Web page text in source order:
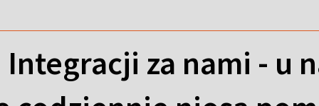
za nami - u